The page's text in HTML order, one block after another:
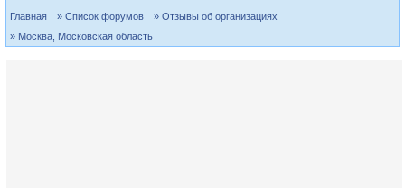
Главная » Список форумов
» Отзывы об организациях
» Москва, Московская область